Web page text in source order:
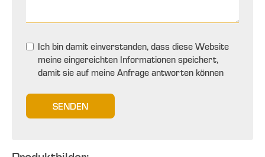
Ich bin damit einverstanden, dass diese Website
meine eingereichten Informationen speichert,
damit sie auf meine Anfrage antworten können
SENDEN